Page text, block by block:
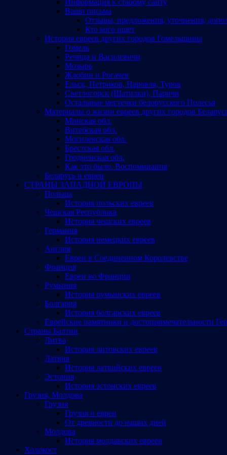
Ваши письма
Отзывы, предложения, уточнения,
Кто кого ищет
История евреев других городов Гомельщины
Гомель
Речица и Василевичи
Мозырь
Жлобин и Рогачев
Ельск, Петриков, Наровля, Туров
Светлогорск (Шатилки), Паричи
Остальные местечки белорусского Полесья
Материалы о жизни евреев других городов
Минская обл.
Витебская обл.
Могилевская обл.
Брестская обл.
Гродненская обл.
Как это было. Воспоминания
Беларусь и евреи
СТРАНЫ ЗАПАДНОЙ ЕВРОПЫ
Польша
История польских евреев
Чешская Республика
История чешских евреев
Германия
История немецких евреев
Англия
Евреи в Соединенном Королевстве
Франция
Евреи во Франции
Румыния
История румынских евреев
Болгария
История болгарских евреев
Еврейские памятники и достопримечательности
Страны Балтии
Литва
История литовских евреев
Латвия
История латвийских евреев
Эстония
История эстонских евреев
Грузия, Молдова
Грузия
Грузия и евреи
От древности до наших дней
Молдова
История молдавских евреев
Холокост